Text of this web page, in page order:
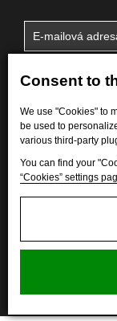
Consent to
We use "Cookies" to
be used to
various third-party
You can find your
“Cookies” settings